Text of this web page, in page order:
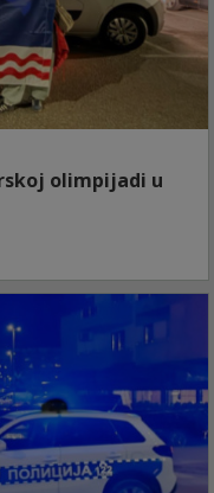
olimpijadi u